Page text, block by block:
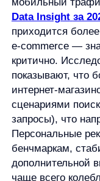
дополнительной
чаще всего
на этом фоне
отражаются на
почему именно
рычаги роста для
Когда выбор
мы
Мы пришли в проект
выручку и конверсию
по сайту и
вся Россия, каталог